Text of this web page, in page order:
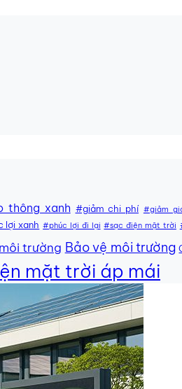
thông xanh #giảm chi phí #giảm
lợi xanh #phúc lợi đi lại #sạc điện mặt trời
trường Bảo vệ môi trường
mặt trời áp mái